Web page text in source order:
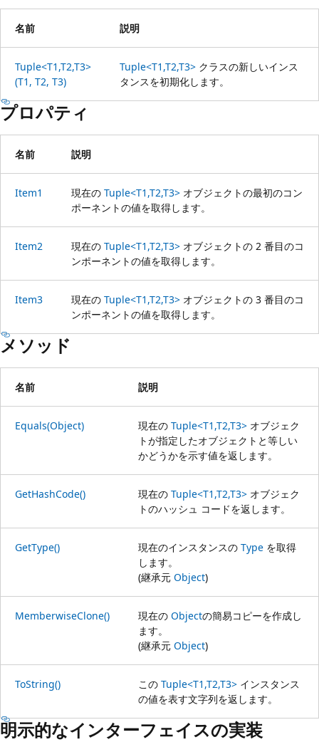
名前 説明
Tuple<T1,T2,T3>
(T1, T2, T3)
Tuple<T1,T2,T3> クラスの新しいインス
タンスを初期化します。
プロパティ
名前 説明
Item1 現在の Tuple<T1,T2,T3> オブジェクトの最初のコン
ポーネントの値を取得します。
Item2 現在の Tuple<T1,T2,T3> オブジェクトの 2 番目のコ
ンポーネントの値を取得します。
Item3 現在の Tuple<T1,T2,T3> オブジェクトの 3 番目のコ
ンポーネントの値を取得します。
メソッド
名前 説明
Equals(Object) 現在の Tuple<T1,T2,T3> オブジェク
トが指定したオブジェクトと等しい
かどうかを示す値を返します。
GetHashCode() 現在の Tuple<T1,T2,T3> オブジェク
トのハッシュ コードを返します。
GetType() 現在のインスタンスの Type を取得
します。
(継承元 Object)
MemberwiseClone() 現在の Objectの簡易コピーを作成し
ます。
(継承元 Object)
ToString() この Tuple<T1,T2,T3> インスタンス
の値を表す文字列を返します。
明示的なインターフェイスの実装